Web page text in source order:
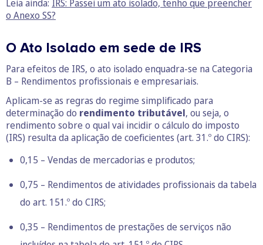
Leia ainda: IRS: Passei um ato isolado, tenho que preencher
o Anexo SS?
O Ato Isolado em sede de IRS
Para efeitos de IRS, o ato isolado enquadra-se na Categoria
B – Rendimentos profissionais e empresariais.
Aplicam-se as regras do regime simplificado para
determinação do rendimento tributável, ou seja, o
rendimento sobre o qual vai incidir o cálculo do imposto
(IRS) resulta da aplicação de coeficientes (art. 31.º do CIRS):
0,15 – Vendas de mercadorias e produtos;
0,75 – Rendimentos de atividades profissionais da tabela
do art. 151.º do CIRS;
0,35 – Rendimentos de prestações de serviços não